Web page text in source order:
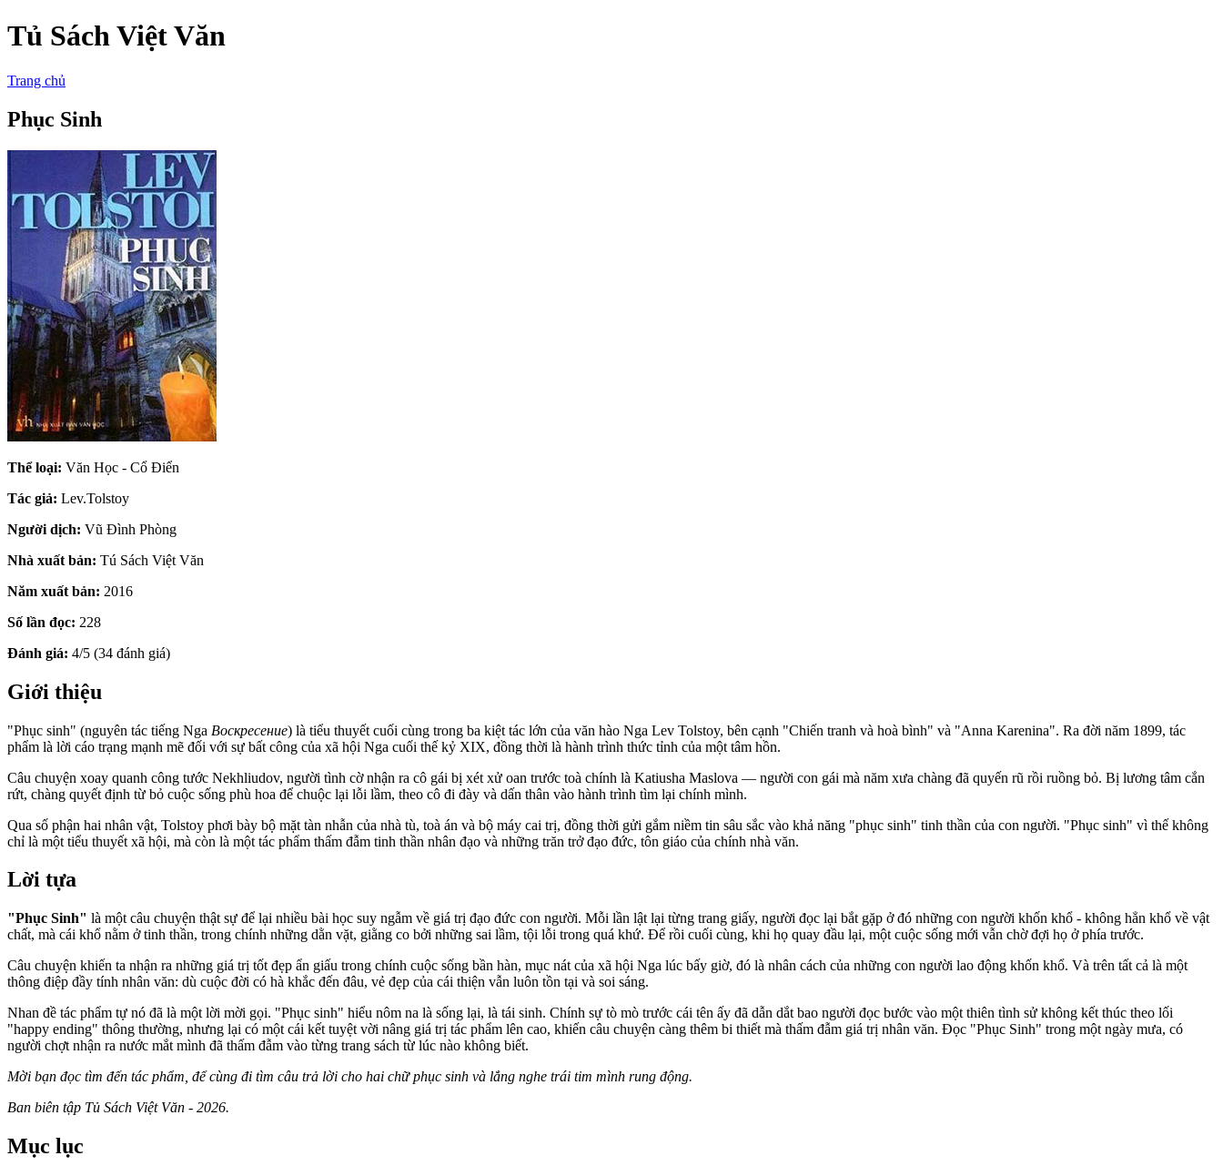
Tủ Sách Việt Văn
Trang chủ
Phục Sinh
Thể loại: Văn Học - Cổ Điển
Tác giả: Lev.Tolstoy
Người dịch: Vũ Đình Phòng
Nhà xuất bản: Tú Sách Việt Văn
Năm xuất bản: 2016
Số lần đọc: 228
Đánh giá: 4/5 (34 đánh giá)
Giới thiệu
"Phục sinh" (nguyên tác tiếng Nga Воскресение) là tiểu thuyết cuối cùng trong ba kiệt tác lớn của văn hào Nga Lev Tolstoy, bên cạnh "Chiến tranh và hoà bình" và "Anna Karenina". Ra đời năm 1899, tác
phẩm là lời cáo trạng mạnh mẽ đối với sự bất công của xã hội Nga cuối thế kỷ XIX, đồng thời là hành trình thức tỉnh của một tâm hồn.
Câu chuyện xoay quanh công tước Nekhliudov, người tình cờ nhận ra cô gái bị xét xử oan trước toà chính là Katiusha Maslova — người con gái mà năm xưa chàng đã quyến rũ rồi ruồng bỏ. Bị lương tâm cắn
rứt, chàng quyết định từ bỏ cuộc sống phù hoa để chuộc lại lỗi lầm, theo cô đi đày và dấn thân vào hành trình tìm lại chính mình.
Qua số phận hai nhân vật, Tolstoy phơi bày bộ mặt tàn nhẫn của nhà tù, toà án và bộ máy cai trị, đồng thời gửi gắm niềm tin sâu sắc vào khả năng "phục sinh" tinh thần của con người. "Phục sinh" vì thế không
chỉ là một tiểu thuyết xã hội, mà còn là một tác phẩm thấm đẫm tinh thần nhân đạo và những trăn trở đạo đức, tôn giáo của chính nhà văn.
Lời tựa
"Phục Sinh" là một câu chuyện thật sự để lại nhiều bài học suy ngẫm về giá trị đạo đức con người. Mỗi lần lật lại từng trang giấy, người đọc lại bắt gặp ở đó những con người khốn khổ - không hẳn khổ về vật
chất, mà cái khổ nằm ở tinh thần, trong chính những dằn vặt, giằng co bởi những sai lầm, tội lỗi trong quá khứ. Để rồi cuối cùng, khi họ quay đầu lại, một cuộc sống mới vẫn chờ đợi họ ở phía trước.
Câu chuyện khiến ta nhận ra những giá trị tốt đẹp ẩn giấu trong chính cuộc sống bần hàn, mục nát của xã hội Nga lúc bấy giờ, đó là nhân cách của những con người lao động khốn khổ. Và trên tất cả là một
thông điệp đầy tính nhân văn: dù cuộc đời có hà khắc đến đâu, vẻ đẹp của cái thiện vẫn luôn tồn tại và soi sáng.
Nhan đề tác phẩm tự nó đã là một lời mời gọi. "Phục sinh" hiểu nôm na là sống lại, là tái sinh. Chính sự tò mò trước cái tên ấy đã dẫn dắt bao người đọc bước vào một thiên tình sử không kết thúc theo lối
"happy ending" thông thường, nhưng lại có một cái kết tuyệt vời nâng giá trị tác phẩm lên cao, khiến câu chuyện càng thêm bi thiết mà thấm đẫm giá trị nhân văn. Đọc "Phục Sinh" trong một ngày mưa, có
người chợt nhận ra nước mắt mình đã thấm đẫm vào từng trang sách từ lúc nào không biết.
Mời bạn đọc tìm đến tác phẩm, để cùng đi tìm câu trả lời cho hai chữ phục sinh và lắng nghe trái tim mình rung động.
Ban biên tập Tủ Sách Việt Văn - 2026.
Mục lục